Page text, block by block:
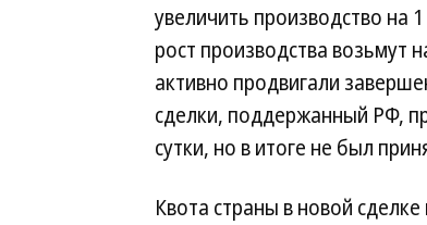
увеличить производство
рост производства возьмут
активно продвигали
сделки, поддержанный РФ,
сутки, но в итоге не был
Квота страны в новой